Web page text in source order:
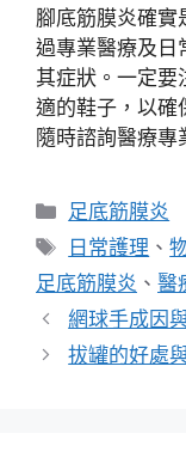
腳底筋膜炎確實
過專業醫療及日
其症狀。一定要
適的鞋子，以確
隨時諮詢醫療專
分
類
足底筋膜炎
標
籤
日常護理 、
足底筋膜炎 、 醫
網球手成因
拔罐的好處